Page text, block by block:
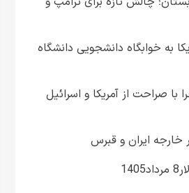
به خوابگاه دانشجویی دانشگاه
صراحت از آمریکا و اسرائیل
خارجه ایران و قبرس